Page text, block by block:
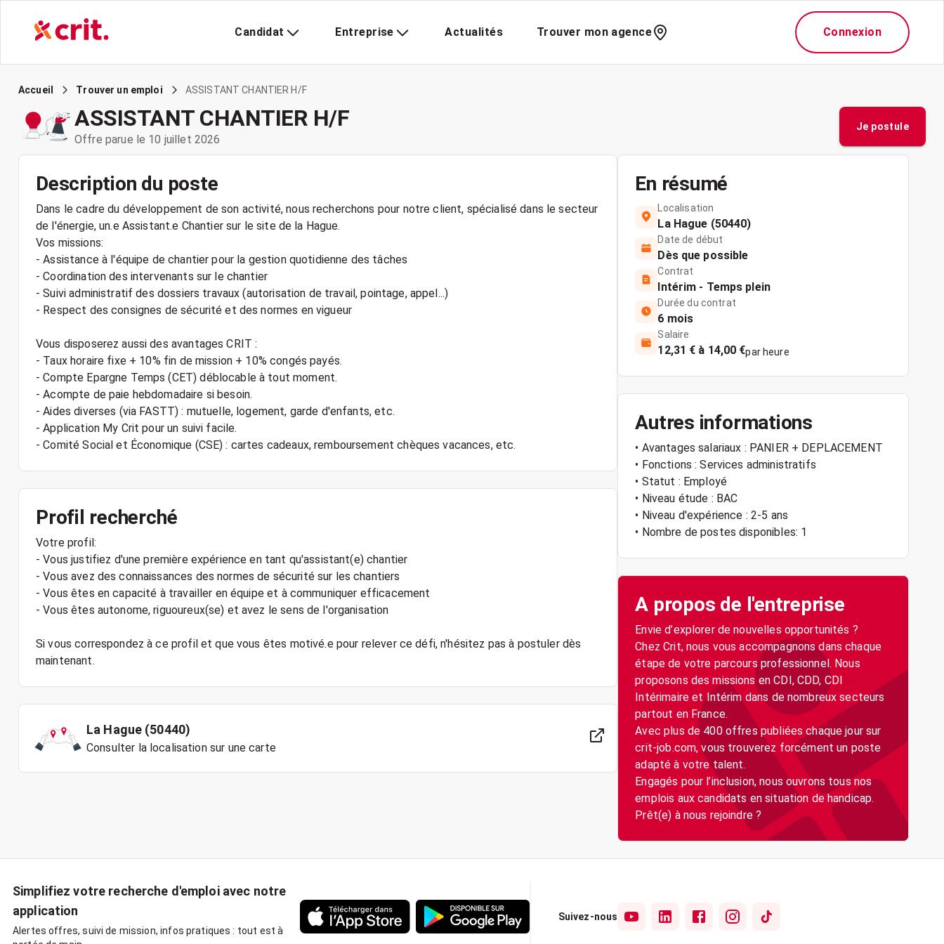
Candidat Entreprise Actualités Trouver mon agence Connexion
Accueil Trouver un emploi ASSISTANT CHANTIER H/F
ASSISTANT CHANTIER H/F
Offre parue le 10 juillet 2026
Je postule
Description du poste
Dans le cadre du développement de son activité, nous recherchons pour notre client, spécialisé dans le secteur
de l'énergie, un.e Assistant.e Chantier sur le site de la Hague.
Vos missions:
- Assistance à l'équipe de chantier pour la gestion quotidienne des tâches
- Coordination des intervenants sur le chantier
- Suivi administratif des dossiers travaux (autorisation de travail, pointage, appel...)
- Respect des consignes de sécurité et des normes en vigueur
Vous disposerez aussi des avantages CRIT :
- Taux horaire fixe + 10% fin de mission + 10% congés payés.
- Compte Epargne Temps (CET) déblocable à tout moment.
- Acompte de paie hebdomadaire si besoin.
- Aides diverses (via FASTT) : mutuelle, logement, garde d'enfants, etc.
- Application My Crit pour un suivi facile.
Profil recherché
Votre profil:
- Vous justifiez d'une première expérience en tant qu'assistant(e) chantier
- Vous avez des connaissances des normes de sécurité sur les chantiers
- Vous êtes en capacité à travailler en équipe et à communiquer efficacement
- Vous êtes autonome, riguoureux(se) et avez le sens de l'organisation
Si vous correspondez à ce profil et que vous êtes motivé.e pour relever ce défi, n'hésitez pas à postuler dès
La Hague (50440)
Consulter la localisation sur une carte
En résumé
Localisation
La Hague (50440)
Date de début
Dès que possible
Contrat
Intérim - Temps plein
Durée du contrat
6 mois
Salaire
12,31 € à 14,00 €par heure
Autres informations
• Avantages salariaux : PANIER + DEPLACEMENT
• Fonctions : Services administratifs
• Statut : Employé
• Niveau étude : BAC
• Niveau d'expérience : 2-5 ans
• Nombre de postes disponibles: 1
A propos de l'entreprise
Envie d’explorer de nouvelles opportunités ?
Chez Crit, nous vous accompagnons dans chaque
étape de votre parcours professionnel. Nous
proposons des missions en CDI, CDD, CDI
Intérimaire et Intérim dans de nombreux secteurs
partout en France.
Avec plus de 400 offres publiées chaque jour sur
crit-job.com, vous trouverez forcément un poste
adapté à votre talent.
Engagés pour l’inclusion, nous ouvrons tous nos
emplois aux candidats en situation de handicap.
Simplifiez votre recherche d'emploi avec notre
application
Alertes offres, suivi de mission, infos pratiques : tout est à
Suivez-nous